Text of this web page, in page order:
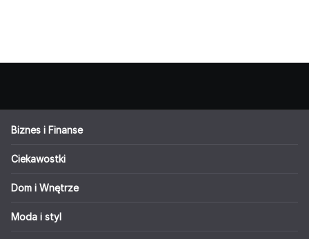
Biznes i Finanse
Ciekawostki
Dom i Wnętrze
Moda i styl